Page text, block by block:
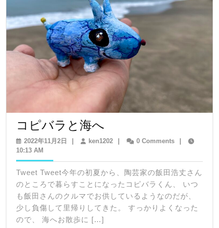
コピバラと海へ
ピ
ラ
と
海
へ
2022年11月2日 2022
月
日
| ken1202ken1202
| 0 Comments
|
10:13 AM
Tweet Tweet今年の初夏から、陶芸家の飯田浩丈さん
のところで暮らすことになったコピバラくん、 いつ
も飯田さんのクルマでお供しているようなのだが、
少し負傷して里帰りしてきた。 すっかりよくなった
ので、 海へお散歩に […]